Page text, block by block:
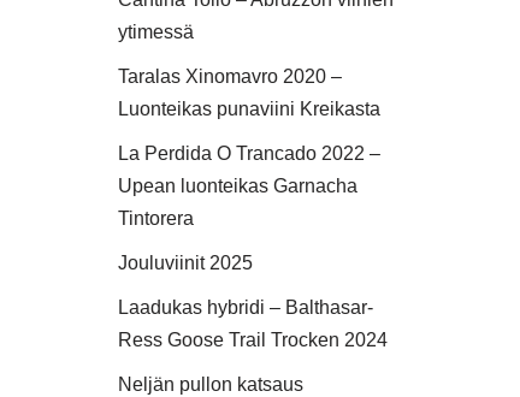
ytimessä
Taralas Xinomavro 2020 –
Luonteikas punaviini Kreikasta
La Perdida O Trancado 2022 –
Upean luonteikas Garnacha
Tintorera
Jouluviinit 2025
Laadukas hybridi – Balthasar-
Ress Goose Trail Trocken 2024
Neljän pullon katsaus